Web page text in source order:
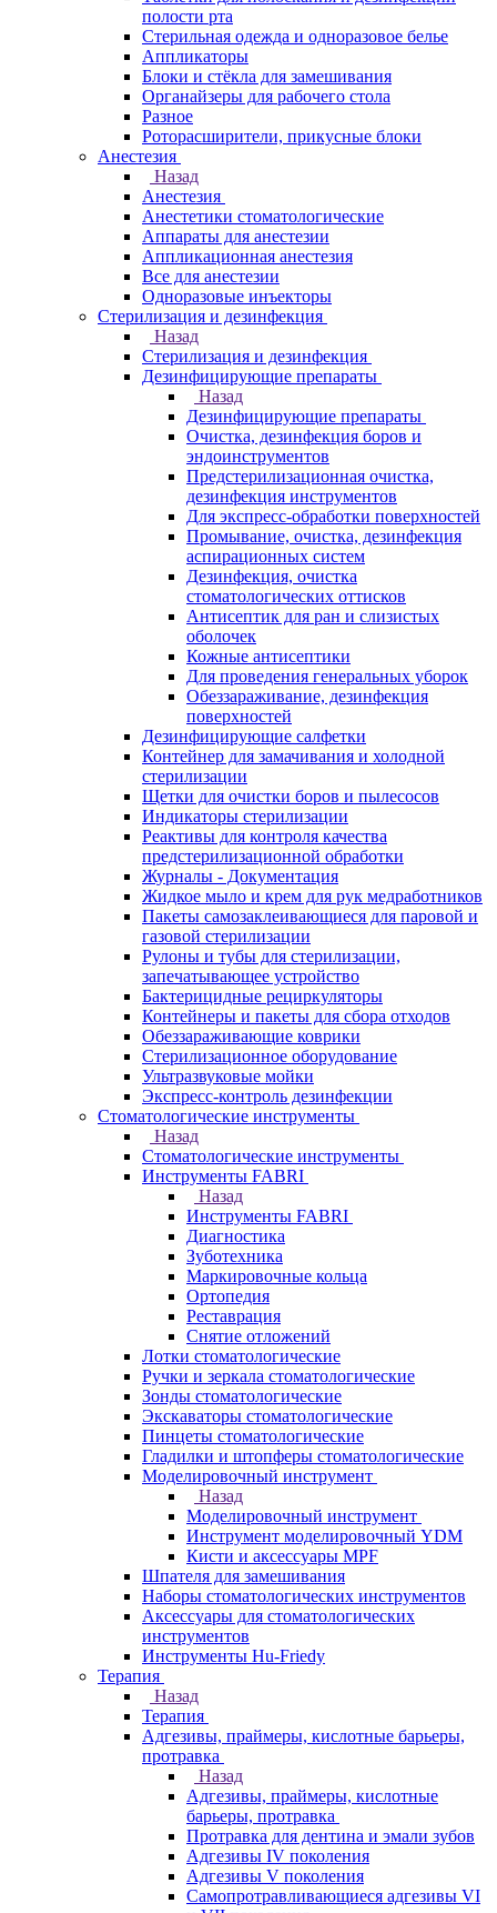
полости рта
Стерильная одежда и одноразовое белье
Аппликаторы
Блоки и стёкла для замешивания
Органайзеры для рабочего стола
Разное
Роторасширители, прикусные блоки
Анестезия
Назад
Анестезия
Анестетики стоматологические
Аппараты для анестезии
Аппликационная анестезия
Все для анестезии
Одноразовые инъекторы
Стерилизация и дезинфекция
Назад
Стерилизация и дезинфекция
Дезинфицирующие препараты
Назад
Дезинфицирующие препараты
Очистка, дезинфекция боров и
эндоинструментов
Предстерилизационная очистка,
дезинфекция инструментов
Для экспресс-обработки поверхностей
Промывание, очистка, дезинфекция
аспирационных систем
Дезинфекция, очистка
стоматологических оттисков
Антисептик для ран и слизистых
оболочек
Кожные антисептики
Для проведения генеральных уборок
Обеззараживание, дезинфекция
поверхностей
Дезинфицирующие салфетки
Контейнер для замачивания и холодной
стерилизации
Щетки для очистки боров и пылесосов
Индикаторы стерилизации
Реактивы для контроля качества
предстерилизационной обработки
Журналы - Документация
Жидкое мыло и крем для рук медработников
Пакеты самозаклеивающиеся для паровой и
газовой стерилизации
Рулоны и тубы для стерилизации,
запечатывающее устройство
Бактерицидные рециркуляторы
Контейнеры и пакеты для сбора отходов
Обеззараживающие коврики
Стерилизационное оборудование
Ультразвуковые мойки
Экспресс-контроль дезинфекции
Стоматологические инструменты
Назад
Стоматологические инструменты
Инструменты FABRI
Назад
Инструменты FABRI
Диагностика
Зуботехника
Маркировочные кольца
Ортопедия
Реставрация
Снятие отложений
Лотки стоматологические
Ручки и зеркала стоматологические
Зонды стоматологические
Экскаваторы стоматологические
Пинцеты стоматологические
Гладилки и штопферы стоматологические
Моделировочный инструмент
Назад
Моделировочный инструмент
Инструмент моделировочный YDM
Кисти и аксессуары MPF
Шпателя для замешивания
Наборы стоматологических инструментов
Аксессуары для стоматологических
инструментов
Инструменты Hu-Friedy
Терапия
Назад
Терапия
Адгезивы, праймеры, кислотные барьеры,
протравка
Назад
Адгезивы, праймеры, кислотные
барьеры, протравка
Протравка для дентина и эмали зубов
Адгезивы IV поколения
Адгезивы V поколения
Самопротравливающиеся адгезивы VI